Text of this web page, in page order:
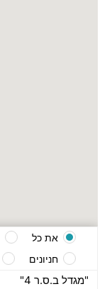
"מגדל ב.ס.ר 4"
את כל
חניונים